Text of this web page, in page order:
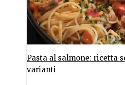
Pasta al salmone: ricetta
varianti